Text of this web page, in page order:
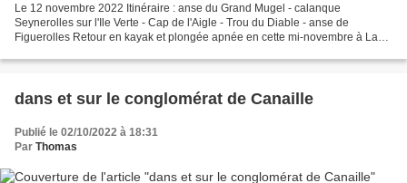
Le 12 novembre 2022 Itinéraire : anse du Grand Mugel - calanque
Seynerolles sur l'Ile Verte - Cap de l'Aigle - Trou du Diable - anse de
Figuerolles Retour en kayak et plongée apnée en cette mi-novembre à La
dans et sur le conglomérat de Canaille
Publié le 02/10/2022 à 18:31
Par Thomas